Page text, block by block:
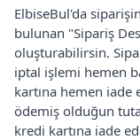
ElbiseBul'da
bulunan "Sipariş
oluşturabilirsin.
iptal işlemi hemen
kartına hemen iade
ödemiş olduğun
kredi kartına iade